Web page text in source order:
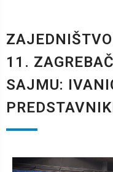
11.
SAJMU: